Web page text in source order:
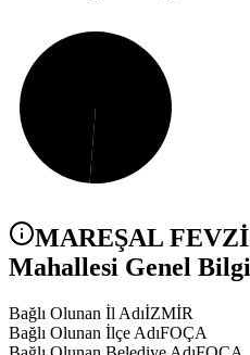
MAREŞAL
Mahallesi Genel
Bağlı Olunan İl AdıİZMİR
Bağlı Olunan İlçe AdıFOÇA